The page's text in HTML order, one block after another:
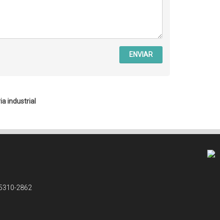
ENVIAR
industrial
2862